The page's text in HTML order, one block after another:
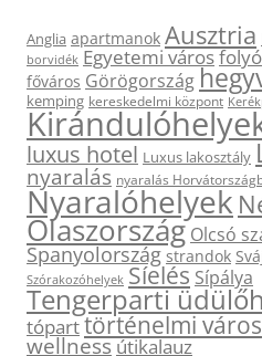
Anglia apartmanok Ausztria
borvidék Egyetemi város
főváros Görögország
kemping kereskedelmi központ
luxus hotel Luxus lakosztály
nyaralás nyaralás
Nyaralóhelyek
Olaszország Olcsó
Spanyolország strandok
Szórakozóhelyek Síelés Sípálya
Tengerparti
tóparttörténelmi város
wellnessútikalauz